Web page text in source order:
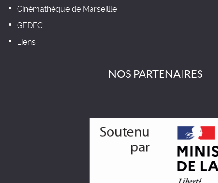
Cinémathèque de Marseillle
GEDEC
Liens
NOS PARTENAIRES